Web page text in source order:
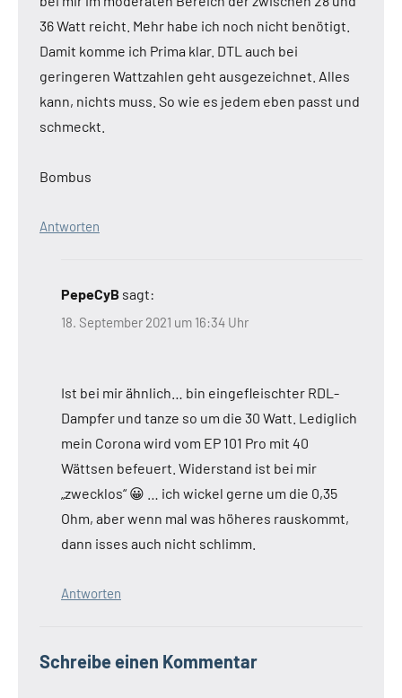
36 Watt reicht. Mehr habe ich noch nicht benötigt.
Damit komme ich Prima klar. DTL auch bei
geringeren Wattzahlen geht ausgezeichnet. Alles
kann, nichts muss. So wie es jedem eben passt und
schmeckt.
Bombus
Antworten
PepeCyB sagt:
18. September 2021 um 16:34 Uhr
Ist bei mir ähnlich… bin eingefleischter RDL-
Dampfer und tanze so um die 30 Watt. Lediglich
mein Corona wird vom EP 101 Pro mit 40
Wättsen befeuert. Widerstand ist bei mir
„zwecklos“ 😀 … ich wickel gerne um die 0,35
Ohm, aber wenn mal was höheres rauskommt,
dann isses auch nicht schlimm.
Antworten
Schreibe einen Kommentar